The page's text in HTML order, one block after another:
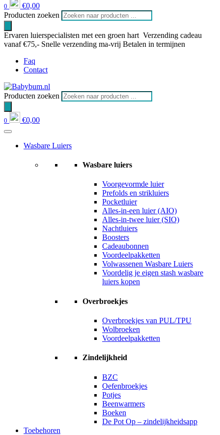
0 €0,00
Producten zoeken
Ervaren luierspecialisten met een groen hart Verzending cadeau
vanaf €75,- Snelle verzending ma-vrij Betalen in termijnen
Faq
Contact
Producten zoeken
0 €0,00
Wasbare Luiers
Wasbare luiers
Voorgevormde luier
Prefolds en strikluiers
Pocketluier
Alles-in-een luier (AIO)
Alles-in-twee luier (SIO)
Nachtluiers
Boosters
Cadeaubonnen
Voordeelpakketten
Volwassenen Wasbare Luiers
Voordelig je eigen stash wasbare
luiers kopen
Overbroekjes
Overbroekjes van PUL/TPU
Wolbroeken
Voordeelpakketten
Zindelijkheid
BZC
Oefenbroekjes
Potjes
Beenwarmers
Boeken
De Pot Op – zindelijkheidsapp
Toebehoren